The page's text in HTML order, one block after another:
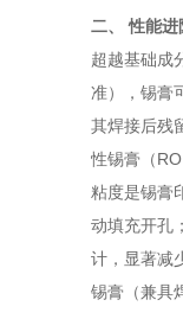
二、 性能进
超越基础成
准），锡膏
其焊接后残
性锡膏（
粘度是锡膏
动填充开孔
计，显著减
锡膏（兼具